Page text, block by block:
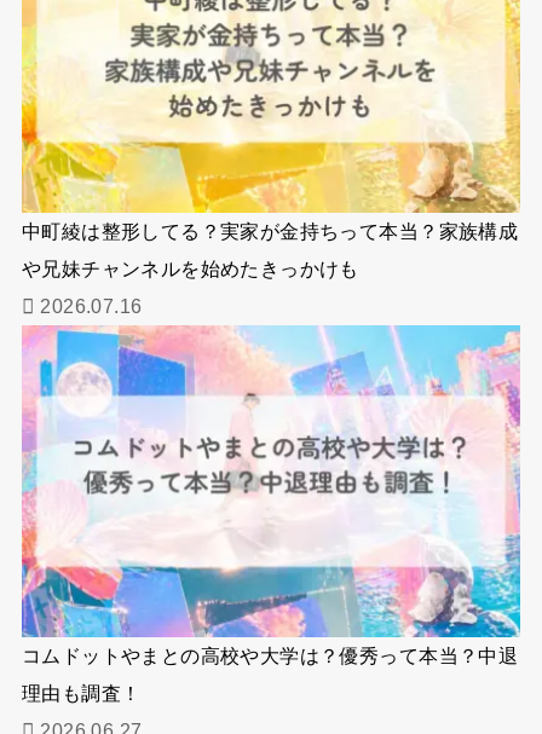
中町綾は整形してる？実家が金持ちって本当？家族構成
や兄妹チャンネルを始めたきっかけも
2026.07.16
コムドットやまとの高校や大学は？優秀って本当？中退
理由も調査！